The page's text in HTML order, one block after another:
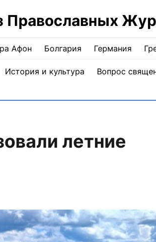
Православных
Афон Болгария Германия
История и культура Вопрос
летние